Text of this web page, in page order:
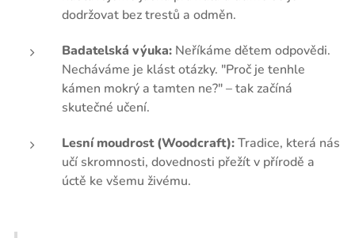
dodržovat bez trestů a odměn.
Badatelská výuka: Neříkáme dětem odpovědi.
Necháváme je klást otázky. "Proč je tenhle
kámen mokrý a tamten ne?" – tak začíná
skutečné učení.
Lesní moudrost (Woodcraft):Tradice, která nás
učí skromnosti, dovednosti přežít v přírodě a
úctě ke všemu živému.